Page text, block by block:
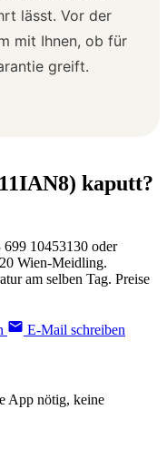
lässt. Vor der
mit Ihnen, ob für
greift.
kaputt?
699 10453130 oder
Wien-Meidling.
am selben Tag. Preise
E-Mail schreiben
App nötig, keine